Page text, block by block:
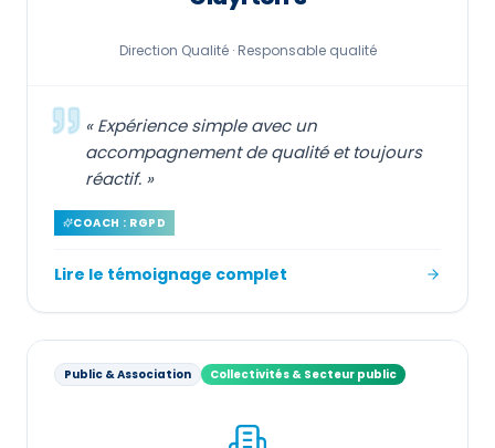
Direction Qualité · Responsable qualité
«Expérience simple avec un
accompagnement de qualité et toujours
réactif. »
COACH : RGPD
Lire le témoignage complet
Public & Association Collectivités & Secteur public